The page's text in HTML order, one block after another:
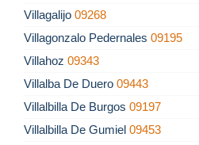
Villagalijo 09268
Villagonzalo Pedernales 09195
Villahoz 09343
Villalba De Duero 09443
Villalbilla De Burgos 09197
Villalbilla De Gumiel 09453